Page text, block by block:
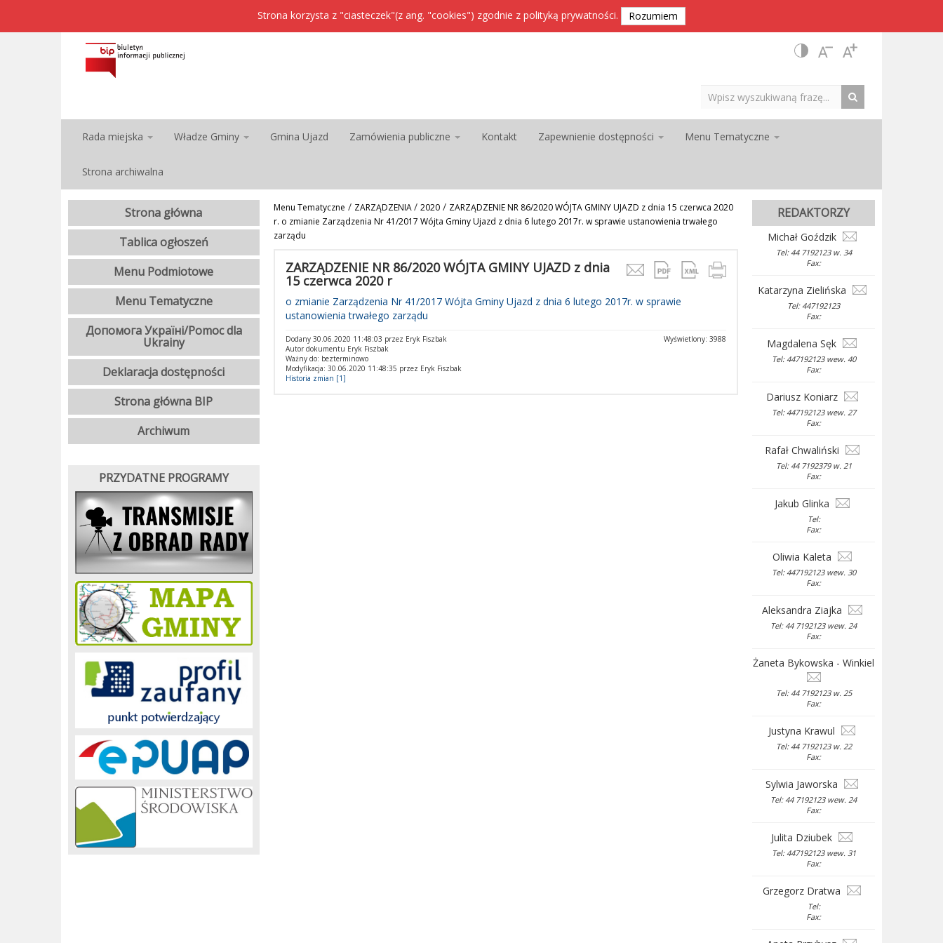
Strona korzysta z "ciasteczek"(z ang. "cookies") zgodnie z polityką prywatności. Rozumiem
Rada miejska Władze Gminy Gmina Ujazd Zamówienia publiczne Kontakt Zapewnienie dostępności Menu Tematyczne
Strona archiwalna
Menu Tematyczne / ZARZĄDZENIA/ 2020/ ZARZĄDZENIE NR 86/2020 WÓJTA GMINY UJAZD z dnia 15 czerwca 2020
r. o zmianie Zarządzenia Nr 41/2017 Wójta Gminy Ujazd z dnia 6 lutego 2017r. w sprawie ustanowienia trwałego
zarządu
ZARZĄDZENIE NR 86/2020 WÓJTA GMINY UJAZD z dnia
15 czerwca 2020 r
o zmianie Zarządzenia Nr 41/2017 Wójta Gminy Ujazd z dnia 6 lutego 2017r. w sprawie
ustanowienia trwałego zarządu
Wyświetlony: 3988
Dodany 30.06.2020 11:48:03 przez Eryk Fiszbak
Autor dokumentu Eryk Fiszbak
Ważny do: bezterminowo
Modyfikacja: 30.06.2020 11:48:35 przez Eryk Fiszbak
Historia zmian [1]
Strona główna
Tablica ogłoszeń
Menu Podmiotowe
Menu Tematyczne
Допомога Україні/Pomoc dla
Ukrainy
Deklaracja dostępności
Strona główna BIP
Archiwum
PRZYDATNE PROGRAMY
REDAKTORZY
Michał Goździk
Tel: 44 7192123 w. 34
Fax:
Katarzyna Zielińska
Tel: 447192123
Fax:
Magdalena Sęk
Tel: 447192123 wew. 40
Fax:
Dariusz Koniarz
Tel: 447192123 wew. 27
Fax:
Rafał Chwaliński
Tel: 44 7192379 w. 21
Fax:
Jakub Glinka
Tel:
Fax:
Oliwia Kaleta
Tel: 447192123 wew. 30
Fax:
Aleksandra Ziajka
Tel: 44 7192123 wew. 24
Fax:
Żaneta Bykowska - Winkiel
Tel: 44 7192123 w. 25
Fax:
Justyna Krawul
Tel: 44 7192123 w. 22
Fax:
Sylwia Jaworska
Tel: 44 7192123 wew. 24
Fax:
Julita Dziubek
Tel: 447192123 wew. 31
Fax:
Grzegorz Dratwa
Tel:
Fax: